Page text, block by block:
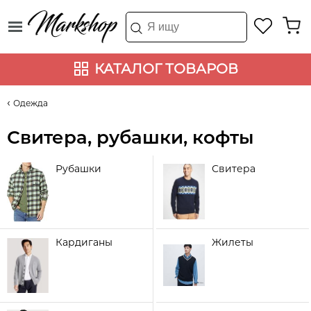
КАТАЛОГ ТОВАРОВ
Одежда
Свитера, рубашки, кофты
Рубашки Свитера
Кардиганы Жилеты